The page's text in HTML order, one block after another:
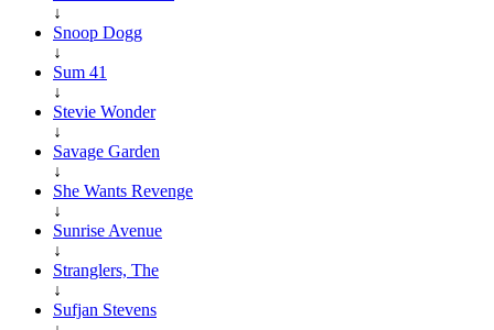
↓
Snoop Dogg
↓
Sum 41
↓
Stevie Wonder
↓
Savage Garden
↓
She Wants Revenge
↓
Sunrise Avenue
↓
Stranglers, The
↓
Sufjan Stevens